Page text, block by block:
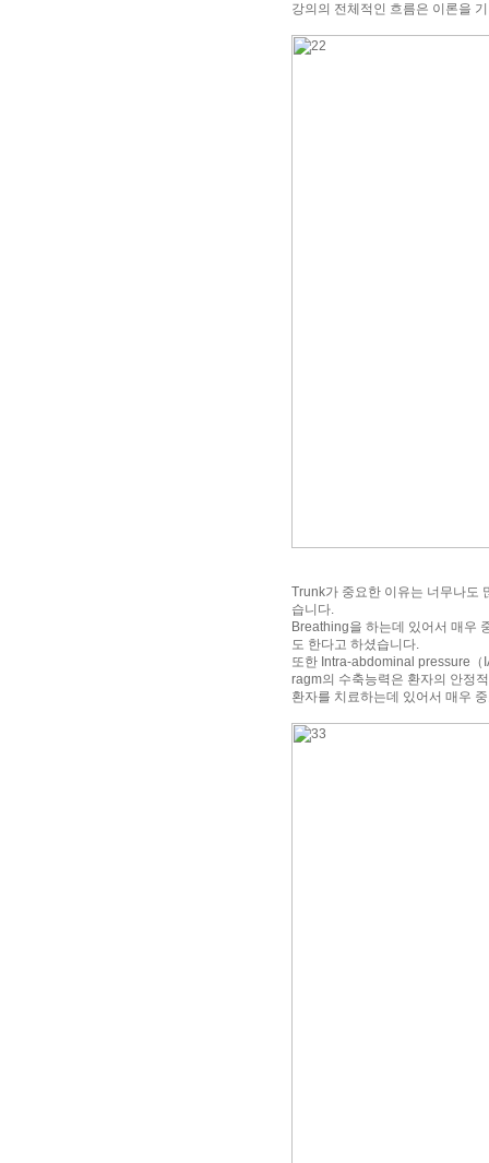
강의의 전체적인 흐름은 이론을
Trunk가 중요한 이유는 너무나도
습니다.
Breathing을 하는데 있어서 매우
도 한다고 하셨습니다.
또한 Intra-abdominal pressure
ragm의 수축능력은 환자의 안정
환자를 치료하는데 있어서 매우